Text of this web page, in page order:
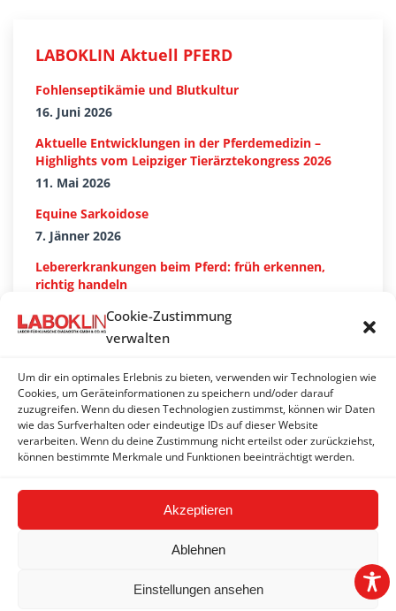
Cookie-Zustimmung
verwalten
Um dir ein optimales Erlebnis zu bieten, verwenden wir Technologien wie
Cookies, um Geräteinformationen zu speichern und/oder darauf
zuzugreifen. Wenn du diesen Technologien zustimmst, können wir Daten
wie das Surfverhalten oder eindeutige IDs auf dieser Website
verarbeiten. Wenn du deine Zustimmung nicht erteilst oder zurückziehst,
können bestimmte Merkmale und Funktionen beeinträchtigt werden.
Akzeptieren
Ablehnen
Einstellungen ansehen
LABOKLIN Aktuell PFERD
Fohlenseptikämie und Blutkultur
16. Juni 2026
Aktuelle Entwicklungen in der Pferdemedizin –
Highlights vom Leipziger Tierärztekongress 2026
11. Mai 2026
Equine Sarkoidose
7. Jänner 2026
Lebererkrankungen beim Pferd: früh erkennen,
richtig handeln
28. Oktober 2025
Haemonchus contortus bei kleinen Wiederkäuern
7. Juli 2025
Pilznachweis in der Zuchthygiene – Häufigkeit und
Bewertung
3. April 2025